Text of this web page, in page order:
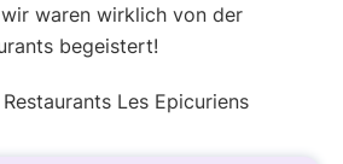
waren wirklich von der
begeistert!